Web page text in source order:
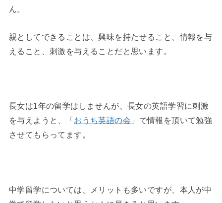
ん。
親としてできることは、興味を持たせること、情報を与
えること、刺激を与えることだと思います。
長女は1年の留学はしませんが、長女の英語学習に刺激
を与えようと、「 おうち英語の会 」で情報を頂いて勉強
させてもらってます。
中学留学については、メリットも多いですが、本人が中